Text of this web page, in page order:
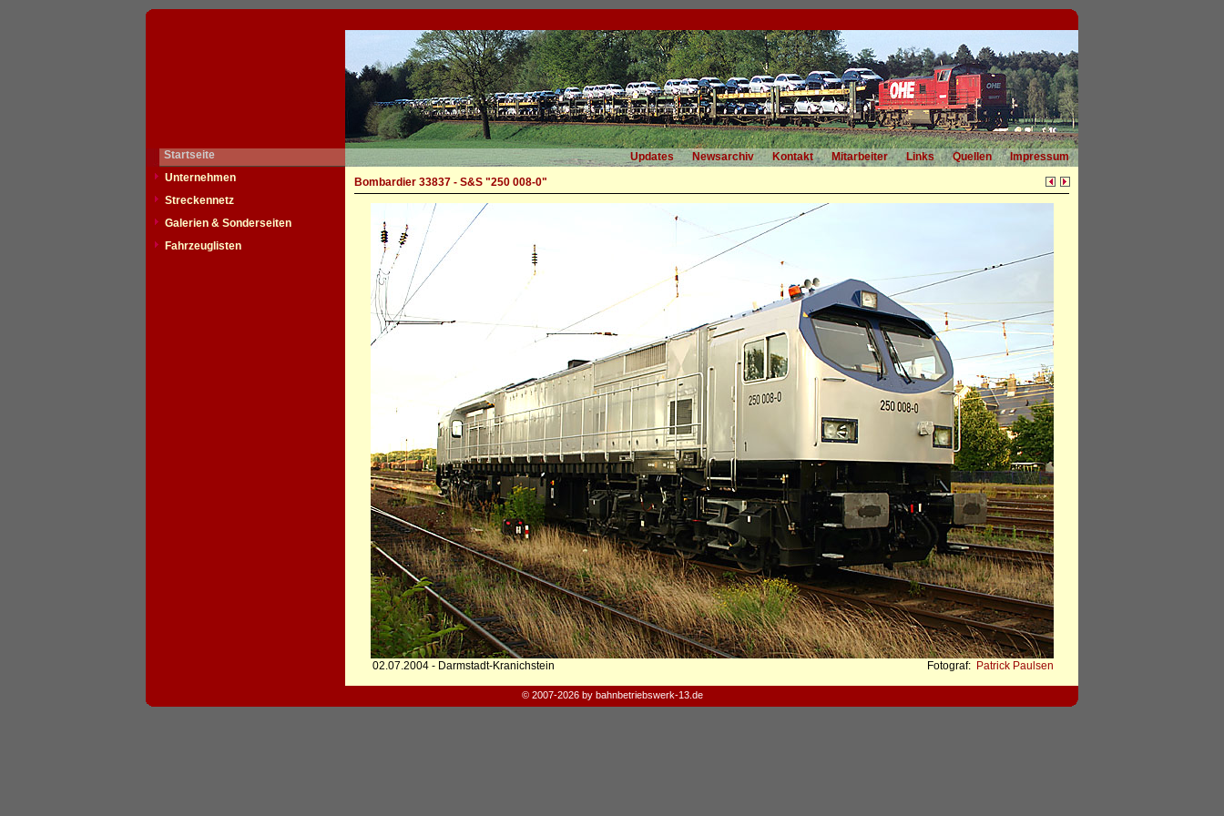
Startseite Updates Newsarchiv Kontakt Mitarbeiter Links Quellen
Impressum
Unternehmen
Streckennetz
Galerien & Sonderseiten
Fahrzeuglisten
Bombardier 33837 - S&S "250 008-0"
02.07.2004 - Darmstadt-Kranichstein Fotograf: Patrick Paulsen
© 2007-2026 by bahnbetriebswerk-13.de